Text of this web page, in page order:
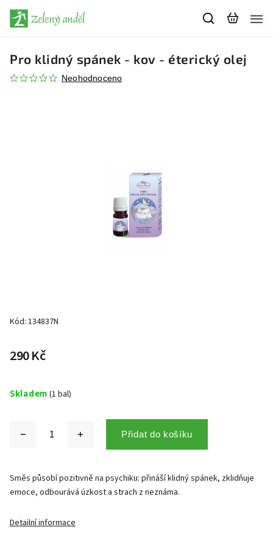
Pro klidný spánek - kov - éterický olej
Neohodnoceno
Kód: 134837N
290 Kč
Skladem (1 bal)
Přidat do košíku
Směs působí pozitivně na psychiku: přináší klidný spánek, zklidňuje
emoce, odbourává úzkost a strach z neznáma.
Detailní informace